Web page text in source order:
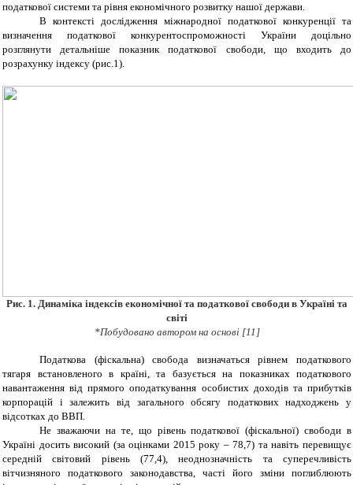
податкової системи та рівня економічного розвитку нашої держави.
В контексті дослідження міжнародної податкової конкуренції та
визначення податкової конкурентоспроможності України доцільно
розглянути детальніше показник податкової свободи, що входить до
розрахунку індексу (рис.1).
Рис. 1. Динаміка індексів економічної та податкової свободи в Україні та
світі
*Побудовано автором на основі [11]
Податкова (фіскальна) свобода визначаться рівнем податкового
тягаря встановленого в країні, та базується на показниках податкового
навантаження від прямого оподаткування особистих доходів та прибутків
корпорацій і залежить від загального обсягу податкових надходжень у
відсотках до ВВП.
Не зважаючи на те, що рівень податкової (фіскальної) свободи в
Україні досить високий (за оцінками 2015 року – 78,7) та навіть перевищує
середній світовий рівень (77,4), неоднозначність та суперечливість
вітчизняного податкового законодавства, часті його зміни поглиблюють